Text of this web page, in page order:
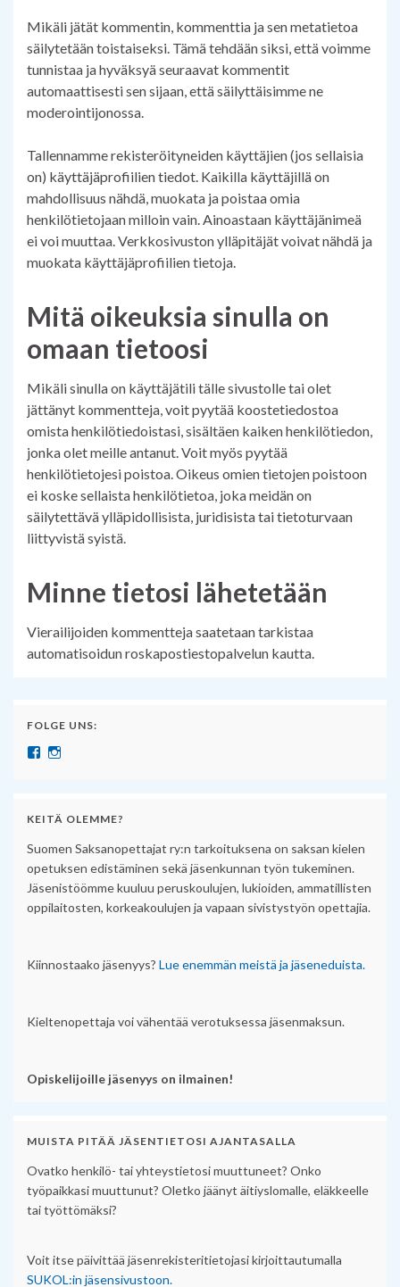
Mikäli jätät kommentin, kommenttia ja sen metatietoa
säilytetään toistaiseksi. Tämä tehdään siksi, että voimme
tunnistaa ja hyväksyä seuraavat kommentit
automaattisesti sen sijaan, että säilyttäisimme ne
moderointijonossa.
Tallennamme rekisteröityneiden käyttäjien (jos sellaisia
on) käyttäjäprofiilien tiedot. Kaikilla käyttäjillä on
mahdollisuus nähdä, muokata ja poistaa omia
henkilötietojaan milloin vain. Ainoastaan käyttäjänimeä
ei voi muuttaa. Verkkosivuston ylläpitäjät voivat nähdä ja
muokata käyttäjäprofiilien tietoja.
Mitä oikeuksia sinulla on
omaan tietoosi
Mikäli sinulla on käyttäjätili tälle sivustolle tai olet
jättänyt kommentteja, voit pyytää koostetiedostoa
omista henkilötiedoistasi, sisältäen kaiken henkilötiedon,
jonka olet meille antanut. Voit myös pyytää
henkilötietojesi poistoa. Oikeus omien tietojen poistoon
ei koske sellaista henkilötietoa, joka meidän on
säilytettävä ylläpidollisista, juridisista tai tietoturvaan
liittyvistä syistä.
Minne tietosi lähetetään
Vierailijoiden kommentteja saatetaan tarkistaa
automatisoidun roskapostiestopalvelun kautta.
FOLGE UNS:
Näytä SuomenSaksanopettajat:n profiili Facebook palvelussa
KEITÄ OLEMME?
Suomen Saksanopettajat ry:n tarkoituksena on saksan kielen
opetuksen edistäminen sekä jäsenkunnan työn tukeminen.
Jäsenistöömme kuuluu peruskoulujen, lukioiden, ammatillisten
oppilaitosten, korkeakoulujen ja vapaan sivistystyön opettajia.
Kiinnostaako jäsenyys? Lue enemmän meistä ja jäseneduista.
Kieltenopettaja voi vähentää verotuksessa jäsenmaksun.
Opiskelijoille jäsenyys on ilmainen!
MUISTA PITÄÄ JÄSENTIETOSI AJANTASALLA
Ovatko henkilö- tai yhteystietosi muuttuneet? Onko
työpaikkasi muuttunut? Oletko jäänyt äitiyslomalle, eläkkeelle
tai työttömäksi?
Voit itse päivittää jäsenrekisteritietojasi kirjoittautumalla
SUKOL:in jäsensivustoon.